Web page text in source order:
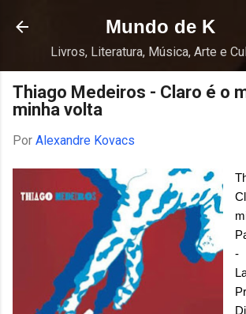
Pular para o conteúdo
Mundo de K
Livros, Literatura, Música, Arte e
Thiago Medeiros - Claro é o
minha volta
Por Alexandre Kovacs
-